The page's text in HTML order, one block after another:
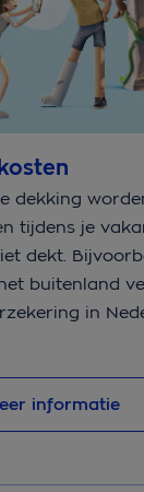
dekking
tijdens je
dekt.
buitenland
in
informatie